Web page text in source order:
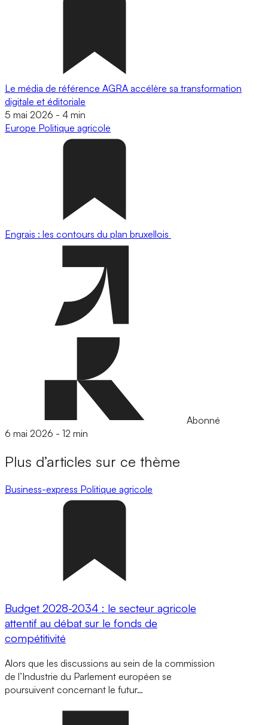
Le média de référence AGRA accélère sa transformation
digitale et éditoriale
5 mai 2026 - 4 min
Europe Politique agricole
Engrais : les contours du plan bruxellois
Abonné
6 mai 2026 - 12 min
Plus d’articles sur ce thème
Business-express Politique agricole
Budget 2028-2034 : le secteur agricole
attentif au débat sur le fonds de
compétitivité
Alors que les discussions au sein de la commission
de l’Industrie du Parlement européen se
poursuivent concernant le futur…